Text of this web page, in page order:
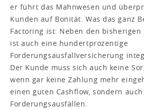
er führt das Mahnwesen und
Kunden auf Bonität. Was das ganz
Factoring ist: Neben den
ist auch eine hundertprozentige
Forderungsausfallversicherung
Der Kunde muss sich auch keine
wenn gar keine Zahlung mehr
einen guten Cashflow, sondern
Forderungsausfällen.